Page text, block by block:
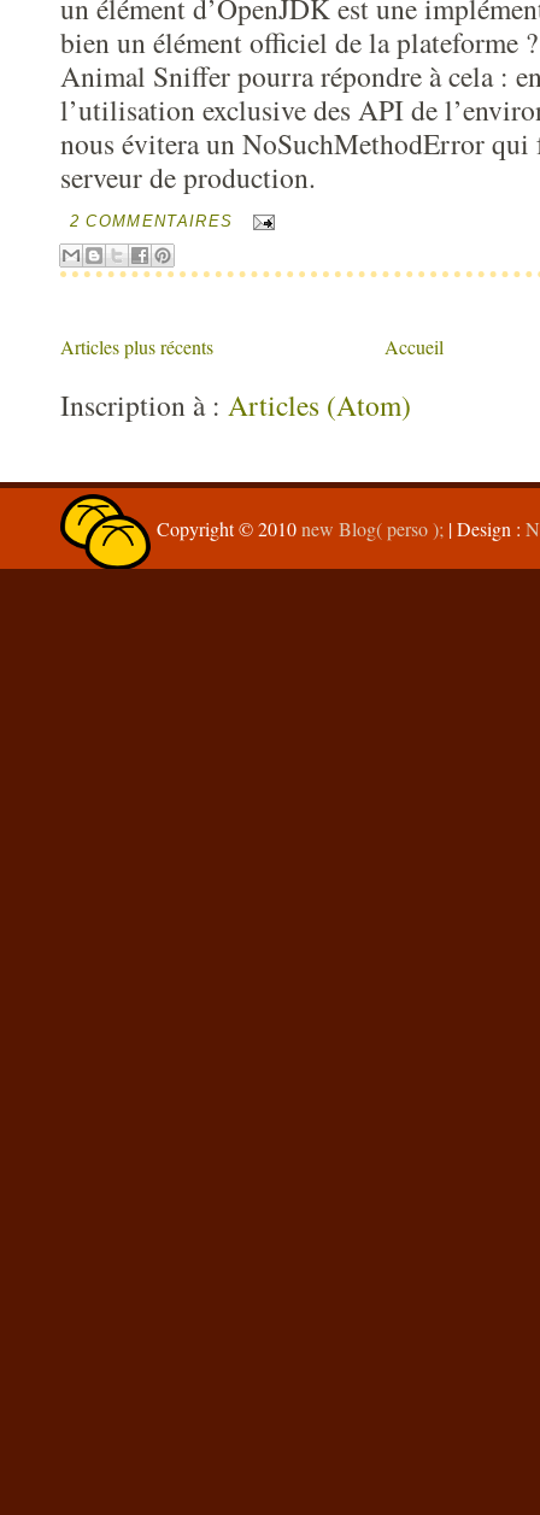
un élément d’OpenJDK est une
bien un élément officiel de la plateforme ?
Animal Sniffer pourra répondre à cela :
l’utilisation exclusive des API de
nous évitera un NoSuchMethodError
serveur de production.
2 COMMENTAIRES
Articles plus récents Accueil
Inscription à : Articles (Atom)
Copyright © 2010new Blog( perso ); | Design :